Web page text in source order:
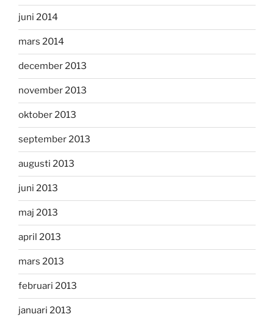
juni 2014
mars 2014
december 2013
november 2013
oktober 2013
september 2013
augusti 2013
juni 2013
maj 2013
april 2013
mars 2013
februari 2013
januari 2013